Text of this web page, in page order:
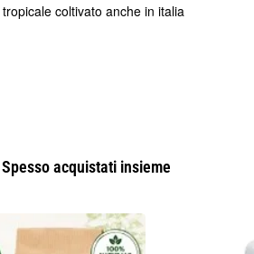
coltivato anche in italia
Spesso acquistati insieme